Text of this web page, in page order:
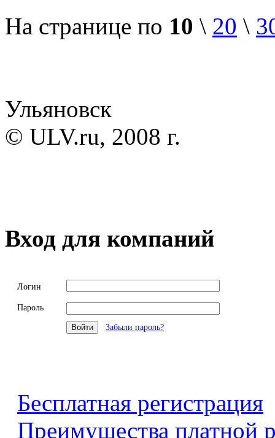
На странице по 10 \ 20 \
Ульяновск
© ULV.ru, 2008 г.
Вход для компаний
Логин
Пароль
Забыли пароль?
Бесплатная регистрация
Преимущества платной